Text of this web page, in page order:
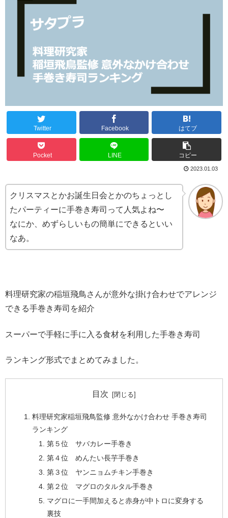
Twitter Facebook はてブ
Pocket LINE コピー
2023.01.03
クリスマスとかお誕生日会とかのちょっとし
たパーティーに手巻き寿司って人気よね〜
なにか、めずらしいもの簡単にできるといい
なあ。
料理研究家の稲垣飛鳥さんが意外な掛け合わせでアレンジ
できる手巻き寿司を紹介
スーパーで手軽に手に入る食材を利用した手巻き寿司
ランキング形式でまとめてみました。
目次
料理研究家稲垣飛鳥監修 意外なかけ合わせ 手巻き寿司
ランキング
第５位 サバカレー手巻き
第４位 めんたい長芋手巻き
第３位 ヤンニョムチキン手巻き
第２位 マグロのタルタル手巻き
マグロに一手間加えると赤身が中トロに変身する
裏技